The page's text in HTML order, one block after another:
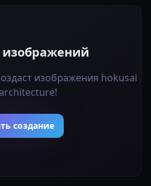
изображений
изображения hokusai
создание